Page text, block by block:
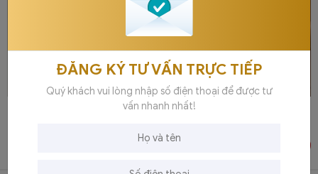
-20%
7,120,000đ
ĐĂNG KÝ TƯ VẤN TRỰC TIẾP
Quý khách vui lòng nhập số điện thoại để được tư
vấn nhanh nhất!